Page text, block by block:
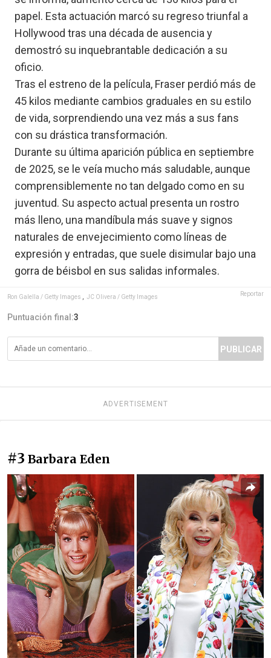
papel. Esta actuación marcó su regreso triunfal a
Hollywood tras una década de ausencia y
demostró su inquebrantable dedicación a su
oficio.
Tras el estreno de la película, Fraser perdió más de
45 kilos mediante cambios graduales en su estilo
de vida, sorprendiendo una vez más a sus fans
con su drástica transformación.
Durante su última aparición pública en septiembre
de 2025, se le veía mucho más saludable, aunque
comprensiblemente no tan delgado como en su
juventud. Su aspecto actual presenta un rostro
más lleno, una mandíbula más suave y signos
naturales de envejecimiento como líneas de
expresión y entradas, que suele disimular bajo una
gorra de béisbol en sus salidas informales.
Ron Galella / Getty Images JC Olivera / Getty Images Reportar
Puntuación final:3
PUBLICAR
ADVERTISEMENT
#3 Barbara Eden